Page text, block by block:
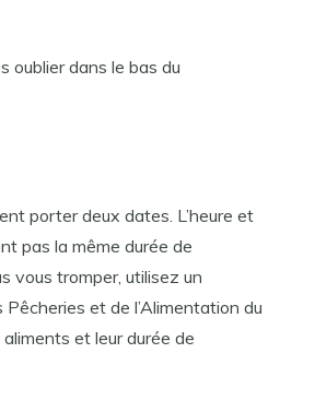
oublier dans le bas du
porter deux dates. L’heure et
pas la même durée de
vous tromper, utilisez un
et de l’Alimentation du
et leur durée de